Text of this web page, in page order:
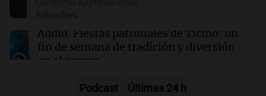
01:30 Ciencia
Un tratamiento con THC elimina las pesadillas
en pacientes con PTSD, según un estudio
Episodios
Audio. Fiestas patronales de Ticino: un
fin de semana de tradición y diversión
en el campo
Podcast Últimas 24 h